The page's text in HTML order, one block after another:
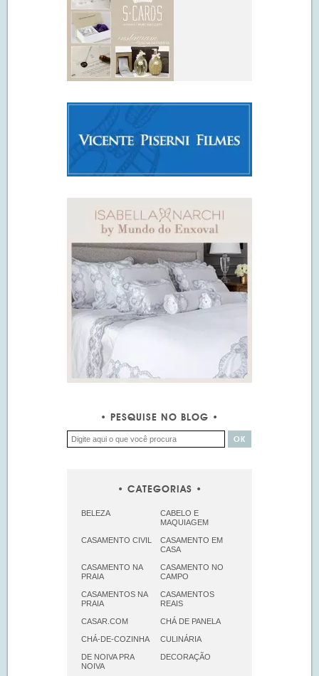
PESQUISE NO BLOG
CATEGORIAS
BELEZA
CABELO E
MAQUIAGEM
CASAMENTO CIVIL
CASAMENTO EM
CASA
CASAMENTO NA
PRAIA
CASAMENTO NO
CAMPO
CASAMENTOS NA
PRAIA
CASAMENTOS
REAIS
CASAR.COM CHÁ DE PANELA
CHÁ-DE-COZINHA CULINÁRIA
DE NOIVA PRA
NOIVA
DECORAÇÃO